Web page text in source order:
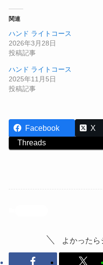
関連
ハンド ライトコース
2026年3月28日
投稿記事
ハンド ライトコース
2025年11月5日
投稿記事
Facebook X
Threads
よかったら